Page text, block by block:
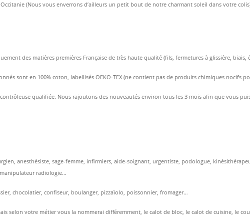
(Nous vous enverrons d’ailleurs un petit bout de notre charmant soleil dans votre
des matières premières Française de très haute qualité (fils, fermetures à glissière, biais,
sont en 100% coton, labellisés OEKO-TEX (ne contient pas de produits chimiques nocifs
qualifiée. Nous rajoutons des nouveautés environ tous les 3 mois afin que vous
anesthésiste, sage-femme, infirmiers, aide-soignant, urgentiste, podologue,
radiologie…
chocolatier, confiseur, boulanger, pizzaïolo, poissonnier, fromager…
selon votre métier vous la nommerai différemment, le calot de bloc, le calot de cuisine, le